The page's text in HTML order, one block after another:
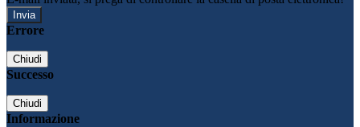
Errore
Chiudi
Successo
Chiudi
Informazione